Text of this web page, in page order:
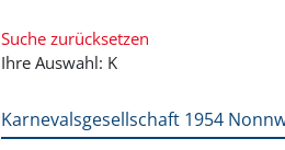
Suche zurücksetzen
Ihre Auswahl: K
Karnevalsgesellschaft 1954